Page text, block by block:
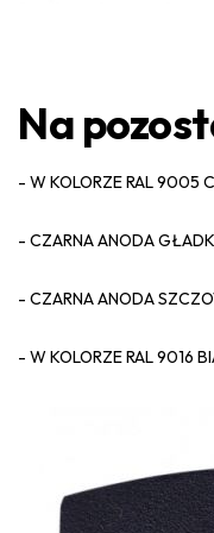
Na
- W KOLORZE RAL 9005
- CZARNA ANODA
- CZARNA ANODA
- W KOLORZE RAL 9016